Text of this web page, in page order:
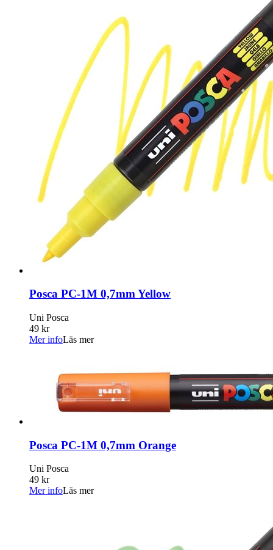
Posca PC-1M 0,7mm Yellow
Uni Posca
49 kr
Mer infoLäs mer
Posca PC-1M 0,7mm Orange
Uni Posca
49 kr
Mer infoLäs mer